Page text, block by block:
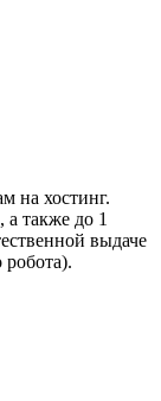
на хостинг.
а также до 1
выдаче
робота).